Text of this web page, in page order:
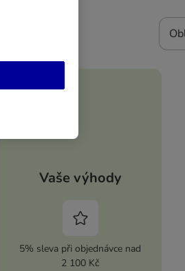
Vaše výhody
5% sleva při objednávce nad
2 100 Kč